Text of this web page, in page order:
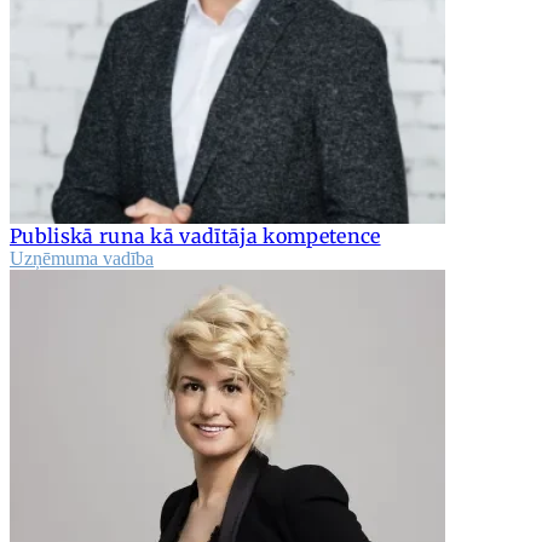
Publiskā runa kā vadītāja kompetence
Uzņēmuma vadība